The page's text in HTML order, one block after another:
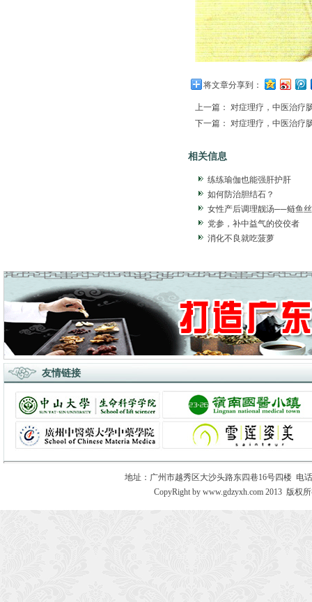
将文章分享到：
上一篇： 对症理疗，中医治
下一篇： 对症理疗，中医治
相关信息
练练瑜伽也能强肝护肝
如何防治胆结石？
女性产后调理靓汤──鲢鱼
党参，补中益气的佼佼者
消化不良就吃菠萝
友情链接
地址：广州市越秀区大沙头路东四巷16号四楼 电话
CopyRight by www.gdzyxh.com 2013 版